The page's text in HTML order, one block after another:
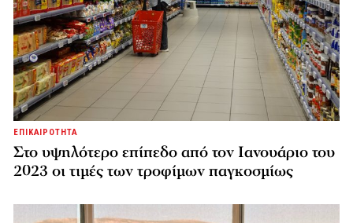
ΕΠΙΚΑΙΡΟΤΗΤΑ
Στο υψηλότερο επίπεδο από τον Ιανουάριο του
2023 οι τιμές των τροφίμων παγκοσμίως